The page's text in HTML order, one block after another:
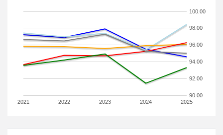
2021 2022 2023 2024 2025
90.00
92.00
94.00
96.00
98.00
100.00